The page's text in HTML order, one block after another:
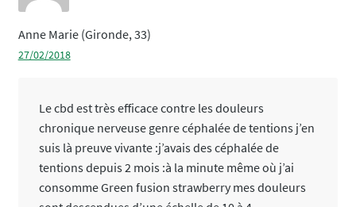
Anne Marie (Gironde, 33)
27/02/2018
Le cbd est très efficace contre les douleurs
chronique nerveuse genre céphalée de tentions j’en
suis là preuve vivante :j’avais des céphalée de
tentions depuis 2 mois :à la minute même où j’ai
consomme Green fusion strawberry mes douleurs